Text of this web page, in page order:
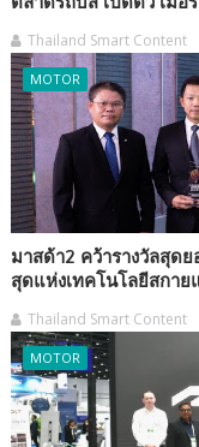
Thailand Smart Content
MOTOR
มาสด้า2 คว้ารางวัลสุด
สุดแห่งเทคโนโลยีสกา
Thailand Smart Content
MOTOR